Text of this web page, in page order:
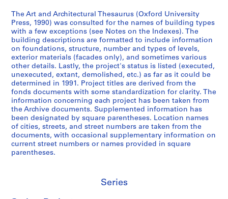
The Art and Architectural Thesaurus (Oxford University
Press, 1990) was consulted for the names of building types
with a few exceptions (see Notes on the Indexes). The
building descriptions are formatted to include information
on foundations, structure, number and types of levels,
exterior materials (facades only), and sometimes various
other details. Lastly, the project's status is listed (executed,
unexecuted, extant, demolished, etc.) as far as it could be
determined in 1991. Project titles are derived from the
fonds documents with some standardization for clarity. The
information concerning each project has been taken from
the Archive documents. Supplemented information has
been designated by square parentheses. Location names
of cities, streets, and street numbers are taken from the
documents, with occasional supplementary information on
current street numbers or names provided in square
parentheses.
Series